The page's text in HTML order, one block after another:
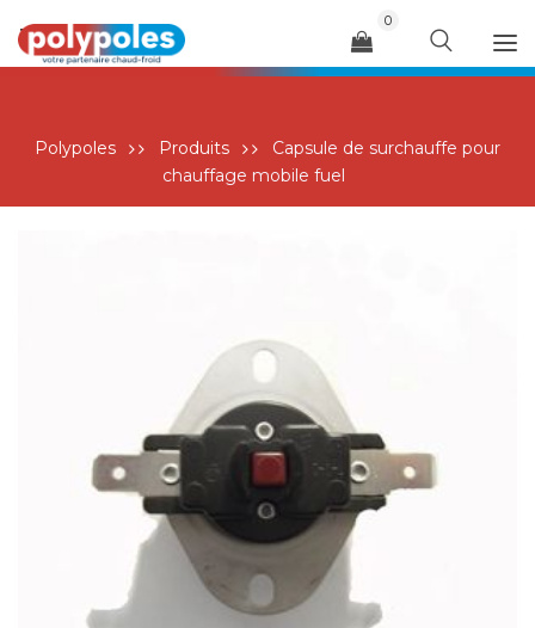
Menu
0
Polypoles Produits
Capsule de surchauffe pour
chauffage mobile fuel